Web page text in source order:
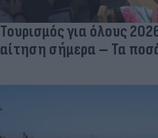
Τουρισμός για όλους
αίτηση σήμερα – Τα